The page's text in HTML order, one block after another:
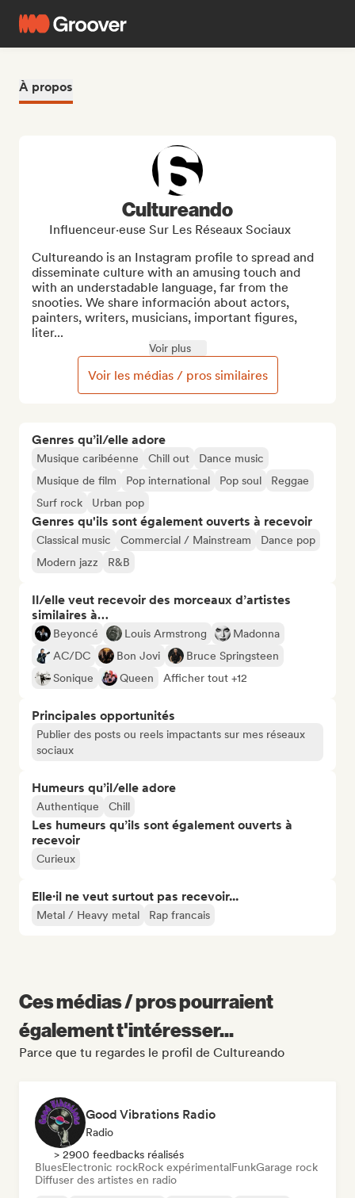
À propos
Genres qu’il/elle adore
Musique caribéenne Chill out
Dance music
Musique de film
Pop international Pop soul
Reggae
Surf rock
Urban pop
Genres qu'ils sont également ouverts à recevoir
Classical music Commercial / Mainstream
Dance pop
Modern jazz
R&B
Il/elle veut recevoir des morceaux d’artistes
similaires à…
Beyoncé Louis Armstrong
Madonna
AC/DC
Bon Jovi
Bruce Springsteen
Sonique
Queen Afficher tout +12
Principales opportunités
Publier des posts ou reels impactants sur mes réseaux
sociaux
Humeurs qu’il/elle adore
Authentique Chill
Les humeurs qu’ils sont également ouverts à
recevoir
Curieux
Elle·il ne veut surtout pas recevoir...
Metal / Heavy metal Rap francais
Cultureando
Influenceur·euse Sur Les Réseaux Sociaux
Cultureando is an Instagram profile to spread and
disseminate culture with an amusing touch and
with an understadable language, far from the
snooties. We share información about actors,
painters, writers, musicians, important figures,
liter...
Voir plus
Voir les médias / pros similaires
Ces médias / pros pourraient
également t'intéresser...
Parce que tu regardes le profil de Cultureando
Good Vibrations Radio
Radio
> 2900 feedbacks réalisés
BluesElectronic rockRock expérimentalFunkGarage rock
Diffuser des artistes en radio